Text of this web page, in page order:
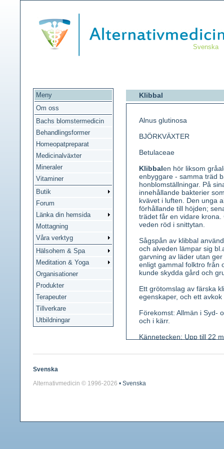
Svenska
Meny
Om oss
Bachs blomstermedicin
Behandlingsformer
Homeopatpreparat
Medicinalväxter
Mineraler
Vitaminer
Butik
Forum
Länka din hemsida
Mottagning
Våra verktyg
Hälsohem & Spa
Meditation & Yoga
Organisationer
Produkter
Terapeuter
Tillverkare
Utbildningar
Klibbal
Alnus glutinosa
BJÖRKVÄXTER
Betulaceae
Klibbalen hör liksom
enbyggare - samma träd
honblomställningar. På
innehållande bakterier
kvävet i luften. Den unga
förhållande till höjden;
trädet får en vidare
veden röd i snittytan.
Sågspån av klibbal
och alveden lämpar sig
garvning av läder utan
enligt gammal folktro från
kunde skydda gård och
Ett grötomslag av färska
egenskaper, och ett
Förekomst: Allmän i Syd-
och i kärr.
Kännetecken: Upp till 22
skaftade, rundade,
kvävefixerande bakterier.
Svenska
Alternativmedicin © 1996-2026 • Svenska